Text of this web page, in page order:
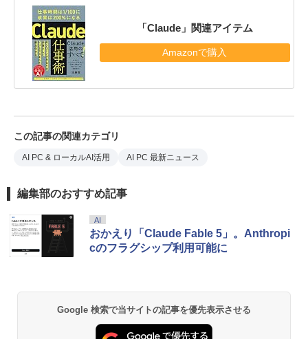
「Claude」関連アイテム
Amazonで購入
この記事の関連カテゴリ
AI PC & ローカルAI活用 AI PC 最新ニュース
編集部のおすすめ記事
AI
おかえり「Claude Fable 5」。Anthropi
cのフラグシップ利用可能に
Google 検索で当サイトの記事を優先表示させる